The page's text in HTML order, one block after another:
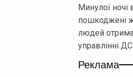
Минулої ночі
пошкоджені
людей
управлінні
Реклама